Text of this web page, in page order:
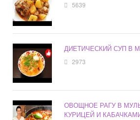
5639
ДИЕТИЧЕСКИЙ СУП В
2973
ОВОЩНОЕ РАГУ В
КУРИЦЕЙ И